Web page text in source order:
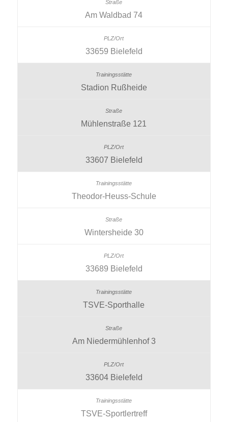
Am Waldbad 74
33659 Bielefeld
Stadion Rußheide
Mühlenstraße 121
33607 Bielefeld
Theodor-Heuss-Schule
Wintersheide 30
33689 Bielefeld
TSVE-Sporthalle
Am Niedermühlenhof 3
33604 Bielefeld
TSVE-Sportlertreff